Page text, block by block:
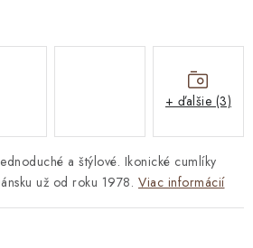
a štýlové. Ikonické cumlíky
už od roku 1978. Viac informácií
+ ďalšie (3)